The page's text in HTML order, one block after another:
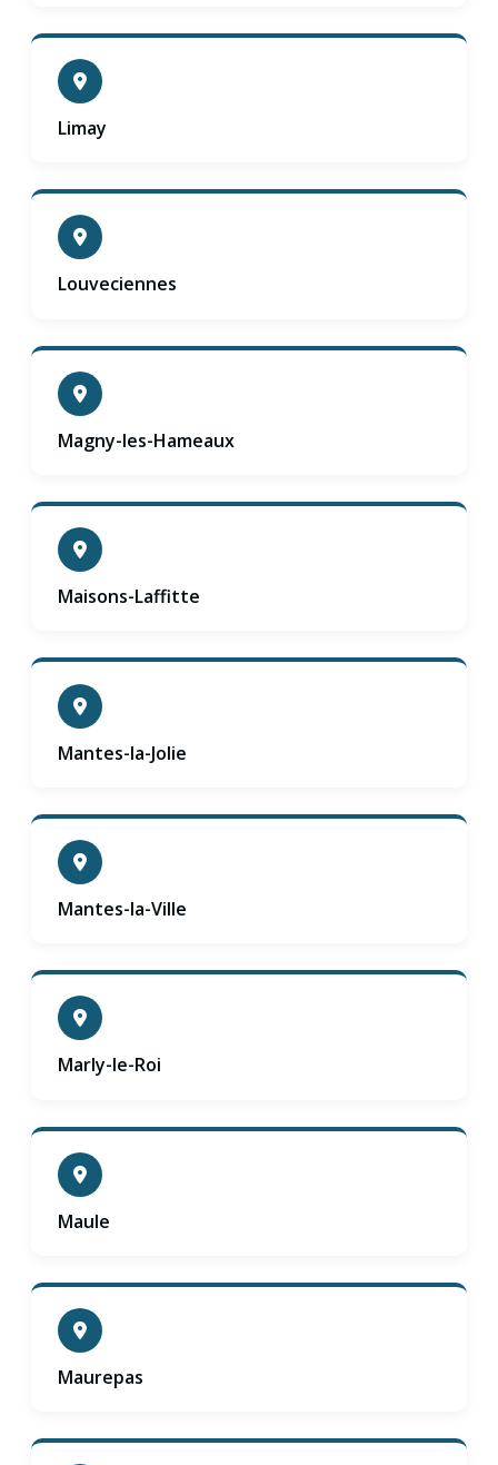
Limay
Louveciennes
Magny-les-Hameaux
Maisons-Laffitte
Mantes-la-Jolie
Mantes-la-Ville
Marly-le-Roi
Maule
Maurepas